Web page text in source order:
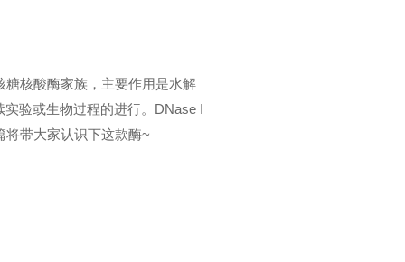
糖核酸酶家族，主要作用是水解
验或生物过程的进行。DNase I
将带大家认识下这款酶~